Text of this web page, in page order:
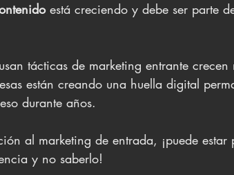
está creciendo y debe ser parte
tácticas de marketing entrante
están creando una huella digital
durante años.
al marketing de entrada, ¡puede
y no saberlo!